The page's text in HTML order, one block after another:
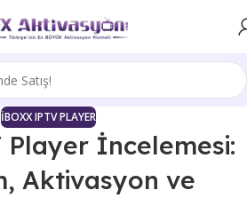
İBOXX IPTV PLAYER
İncelemesi:
Aktivasyon ve